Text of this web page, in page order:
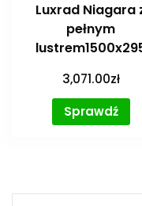
Luxrad Niagara
pełnym
3,071.00zł
Sprawdź